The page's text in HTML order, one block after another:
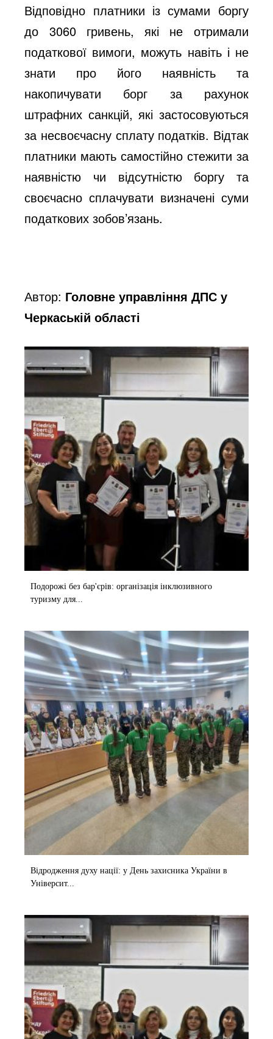
Відповідно платники із сумами боргу
до 3060 гривень, які не отримали
податкової вимоги, можуть навіть і не
знати про його наявність та
накопичувати борг за рахунок
штрафних санкцій, які застосовуються
за несвоєчасну сплату податків. Відтак
платники мають самостійно стежити за
наявністю чи відсутністю боргу та
своєчасно сплачувати визначені суми
податкових зобов’язань.
Автор: Головне управління ДПС у
Черкаській області
Подорожі без бар'єрів: організація інклюзивного
туризму для...
Відродження духу нації: у День захисника України в
Університ...